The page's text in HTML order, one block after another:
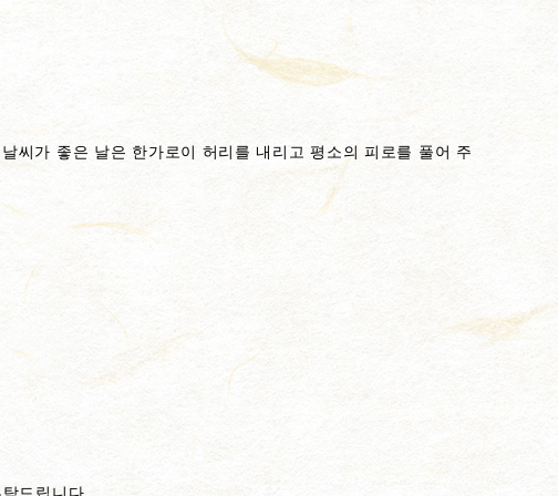
씨가 좋은 날은 한가로이 허리를 내리고 평소의 피로를 풀어 주